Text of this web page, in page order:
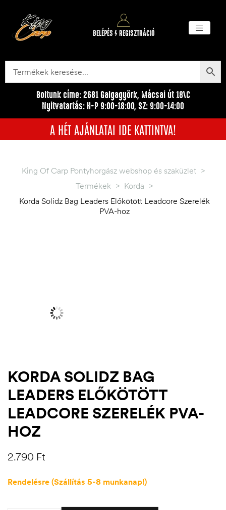
BELÉPÉS / REGISZTRÁCIÓ
Boltunk címe: 2681 Galgagyörk, Mácsai út 18\C
Nyitvatartás: H-P 9:00-18:00, SZ: 9:00-14:00
A HÉT AJÁNLATAI IDE KATTINTVA!
King Of Carp Pontyhorgász webshop és szaküzlet >
Termékek > Korda >
Korda Solidz Bag Leaders Előkötött Leadcore Szerelék
PVA-hoz
KORDA SOLIDZ BAG
LEADERS ELŐKÖTÖTT
LEADCORE SZERELÉK PVA-
HOZ
2.790 Ft
Rendelésre (Szállítás 5-8 munkanap!)